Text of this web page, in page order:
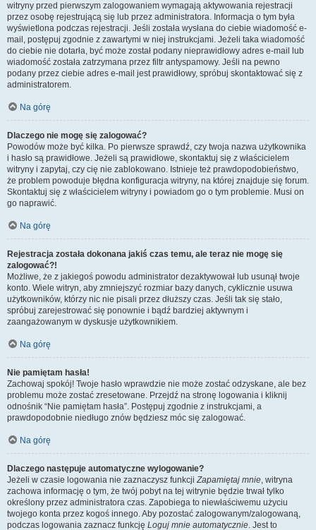
witryny przed pierwszym zalogowaniem wymagają aktywowania rejestracji
przez osobę rejestrującą się lub przez administratora. Informacja o tym była
wyświetlona podczas rejestracji. Jeśli została wysłana do ciebie wiadomość e-
mail, postępuj zgodnie z zawartymi w niej instrukcjami. Jeżeli taka wiadomość
do ciebie nie dotarła, być może został podany nieprawidłowy adres e-mail lub
wiadomość została zatrzymana przez filtr antyspamowy. Jeśli na pewno
podany przez ciebie adres e-mail jest prawidłowy, spróbuj skontaktować się z
administratorem.
Na górę
Dlaczego nie mogę się zalogować?
Powodów może być kilka. Po pierwsze sprawdź, czy twoja nazwa użytkownika
i hasło są prawidłowe. Jeżeli są prawidłowe, skontaktuj się z właścicielem
witryny i zapytaj, czy cię nie zablokowano. Istnieje też prawdopodobieństwo,
że problem powoduje błędna konfiguracja witryny, na której znajduje się forum.
Skontaktuj się z właścicielem witryny i powiadom go o tym problemie. Musi on
go naprawić.
Na górę
Rejestracja została dokonana jakiś czas temu, ale teraz nie mogę się
zalogować?!
Możliwe, że z jakiegoś powodu administrator dezaktywował lub usunął twoje
konto. Wiele witryn, aby zmniejszyć rozmiar bazy danych, cyklicznie usuwa
użytkowników, którzy nic nie pisali przez dłuższy czas. Jeśli tak się stało,
spróbuj zarejestrować się ponownie i bądź bardziej aktywnym i
zaangażowanym w dyskusje użytkownikiem.
Na górę
Nie pamiętam hasła!
Zachowaj spokój! Twoje hasło wprawdzie nie może zostać odzyskane, ale bez
problemu może zostać zresetowane. Przejdź na stronę logowania i kliknij
odnośnik “Nie pamiętam hasła”. Postępuj zgodnie z instrukcjami, a
prawdopodobnie niedługo znów będziesz móc się zalogować.
Na górę
Dlaczego następuje automatyczne wylogowanie?
Jeżeli w czasie logowania nie zaznaczysz funkcjiZapamiętaj mnie, witryna
zachowa informację o tym, że twój pobyt na tej witrynie będzie trwał tylko
określony przez administratora czas. Zapobiega to niewłaściwemu użyciu
twojego konta przez kogoś innego. Aby pozostać zalogowanym/zalogowaną,
podczas logowania zaznacz funkcję Loguj mnie automatycznie. Jest to